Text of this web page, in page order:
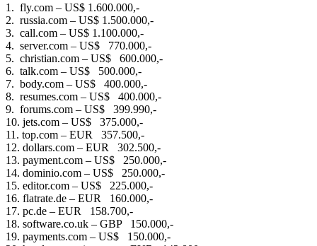
1. fly.com – US$ 1.600.000,-
2. russia.com – US$ 1.500.000,-
3. call.com – US$ 1.100.000,-
4. server.com – US$ 770.000,-
5. christian.com – US$ 600.000,-
6. talk.com – US$ 500.000,-
7. body.com – US$ 400.000,-
8. resumes.com – US$ 400.000,-
9. forums.com – US$ 399.990,-
10. jets.com – US$ 375.000,-
11. top.com – EUR 357.500,-
12. dollars.com – EUR 302.500,-
13. payment.com – US$ 250.000,-
14. dominio.com – US$ 250.000,-
15. editor.com – US$ 225.000,-
16. flatrate.de – EUR 160.000,-
17. pc.de – EUR 158.700,-
18. software.co.uk – GBP 150.000,-
19. payments.com – US$ 150.000,-